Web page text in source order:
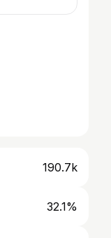
190.7k
32.1%